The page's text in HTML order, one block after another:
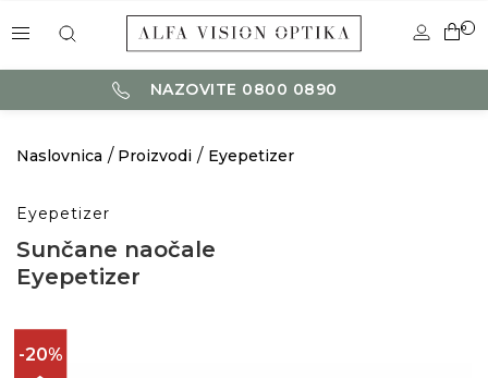
0
NAZOVITE 0800 0890
Naslovnica Proizvodi Eyepetizer
Eyepetizer
Sunčane naočale
Eyepetizer
-20%